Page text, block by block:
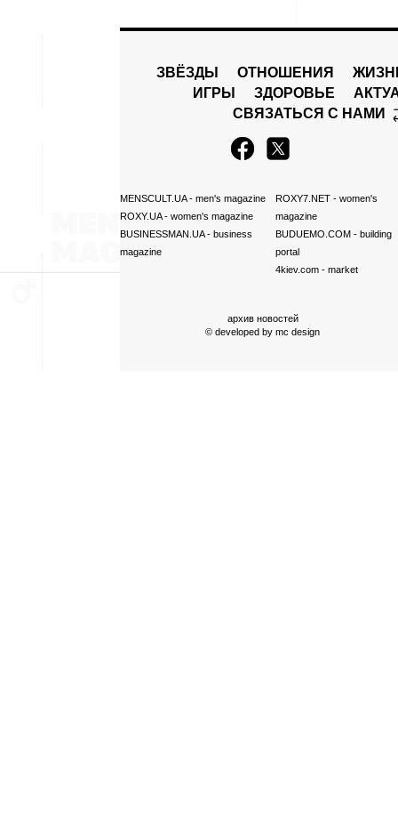
ЗВЁЗДЫ ОТНОШЕНИЯ
ИГРЫ
ЗДОРОВЬЕ
СВЯЗАТЬСЯ С НАМИ
MENSCULT.UA- men's magazine
ROXY.UA- women's magazine
BUSINESSMAN.UA- business
magazine
ROXY7.NET- women's
magazine
BUDUEMO.COM- building
portal
4kiev.com- market
архив новостей
© developed by mc design